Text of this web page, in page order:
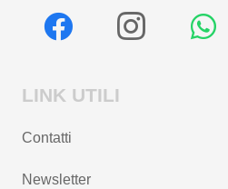
LINK UTILI
Contatti
Newsletter